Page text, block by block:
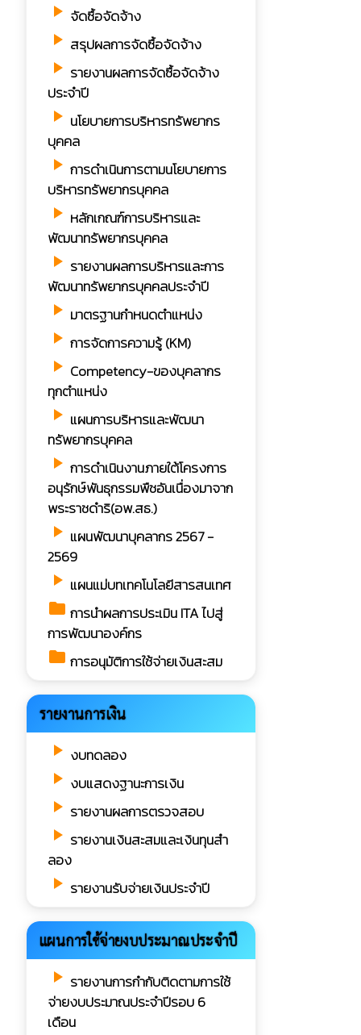
play_arrow จัดซื้อจัดจ้าง
play_arrow สรุปผลการจัดซื้อจัดจ้าง
play_arrow รายงานผลการจัดซื้อจัดจ้าง
ประจำปี
play_arrow นโยบายการบริหารทรัพยากร
บุคคล
play_arrow การดำเนินการตามนโยบายการ
บริหารทรัพยากรบุคคล
play_arrow หลักเกณฑ์การบริหารและ
พัฒนาทรัพยากรบุคคล
play_arrow รายงานผลการบริหารและการ
พัฒนาทรัพยากรบุคคลประจำปี
play_arrow มาตรฐานกำหนดตำแหน่ง
play_arrow การจัดการความรู้ (KM)
play_arrow Competency-ของบุคลากร
ทุกตำแหน่ง
play_arrow แผนการบริหารและพัฒนา
ทรัพยากรบุคคล
play_arrow การดำเนินงานภายใต้โครงการ
อนุรักษ์พันธุกรรมพืชอันเนื่องมาจาก
พระราชดำริ(อพ.สธ.)
play_arrow แผนพัฒนาบุคลากร 2567 -
2569
play_arrow แผนแม่บทเทคโนโลยีสารสนเทศ
folder การนำผลการประเมิน ITA ไปสู่
การพัฒนาองค์กร
folder การอนุมัติการใช้จ่ายเงินสะสม
รายงานการเงิน
play_arrow งบทดลอง
play_arrow งบแสดงฐานะการเงิน
play_arrow รายงานผลการตรวจสอบ
play_arrow รายงานเงินสะสมและเงินทุนสำ
ลอง
play_arrow รายงานรับจ่ายเงินประจำปี
แผนการใช้จ่ายงบประมาณประจำปี
play_arrow รายงานการกํากับติดตามการใช้
จ่ายงบประมาณประจำปีรอบ 6
เดือน